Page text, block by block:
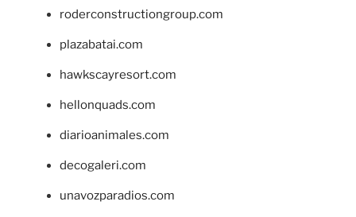
roderconstructiongroup.com
plazabatai.com
hawkscayresort.com
hellonquads.com
diarioanimales.com
decogaleri.com
unavozparadios.com